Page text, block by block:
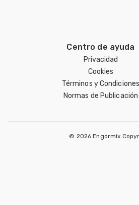
Centro de ayuda
Privacidad
Cookies
Términos y Condiciones
Normas de Publicación
© 2026 Engormix